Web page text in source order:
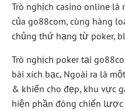
Trò nghịch casino online là
của go88com, cùng hàng
chủng thứ hạng từ poker,
Trò nghịch poker tại
bài xích bạc, Ngoài ra là
& khiến cho đẹp, khu vực
hiện phần đông chiến